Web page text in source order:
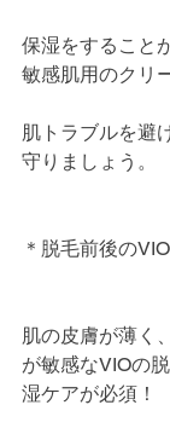
保湿をすること
敏感肌用のクリ
肌トラブルを避
守りましょう。
＊脱毛前後の
肌の皮膚が薄く
が敏感なVIOの
湿ケアが必須！